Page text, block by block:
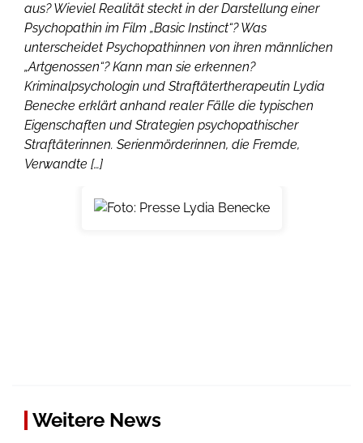
aus? Wieviel Realität steckt in der Darstellung einer
Psychopathin im Film „Basic Instinct“? Was
unterscheidet Psychopathinnen von ihren männlichen
„Artgenossen“? Kann man sie erkennen?
Kriminalpsychologin und Straftätertherapeutin Lydia
Benecke erklärt anhand realer Fälle die typischen
Eigenschaften und Strategien psychopathischer
Straftäterinnen. Serienmörderinnen, die Fremde,
Verwandte […]
Weitere News